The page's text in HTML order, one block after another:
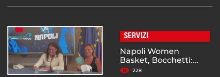
SERVIZI
Napoli Women
Basket, Bocchetti:...
228